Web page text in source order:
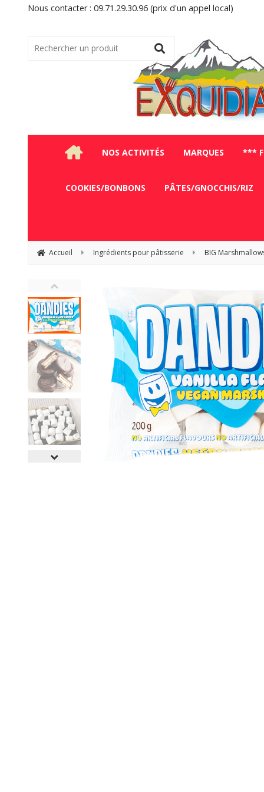
Nous contacter : 09.71.29.30.96 (prix d'un appel local)
NOS ACTIVITÉS MARQUES ***
COOKIES/BONBONS PÂTES/GNOCCHIS/RIZ
Accueil Ingrédients pour pâtisserie BIG